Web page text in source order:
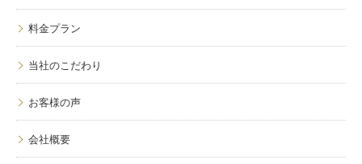
料金プラン
当社のこだわり
お客様の声
会社概要